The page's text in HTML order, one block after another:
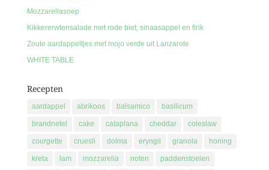
Mozzarellasoep
Kikkererwtensalade met rode biet, sinaasappel en firik
Zoute aardappeltjes met mojo verde uit Lanzarote
WHITE TABLE
Recepten
aardappel abrikoos balsamico basilicum
brandnetel cake cataplana cheddar coleslaw
courgette cruesli dolma eryngii granola honing
kreta lam mozzarella noten paddenstoelen